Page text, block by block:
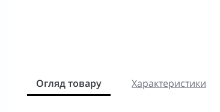
Огляд товару Характеристики